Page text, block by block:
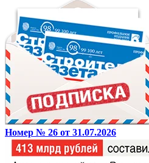
Номер № 26 от 31.07.2026